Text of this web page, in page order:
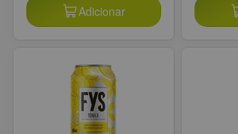
Adicionar